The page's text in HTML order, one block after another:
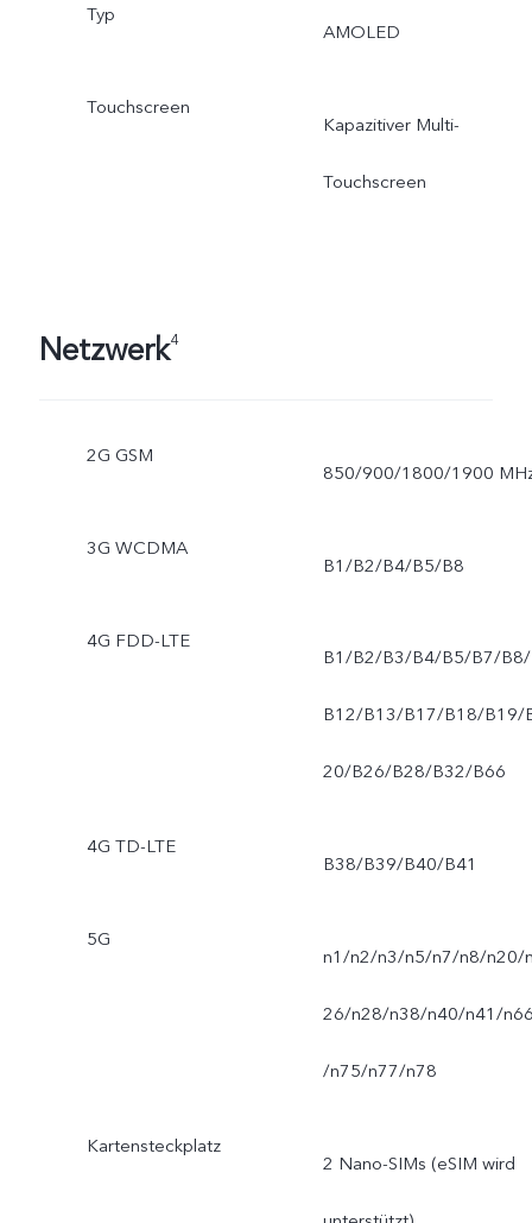
Typ
AMOLED
Touchscreen
Kapazitiver Multi-
Touchscreen
Netzwerk4
2G GSM
850/900/1800/1900
3G WCDMA
B1/B2/B4/B5/B8
4G FDD-LTE
B1/B2/B3/B4/B5/B7/B8/
B12/B13/B17/B18/B19/
20/B26/B28/B32/B66
4G TD-LTE
B38/B39/B40/B41
5G
n1/n2/n3/n5/n7/n8/n20/
26/n28/n38/n40/n41/
/n75/n77/n78
Kartensteckplatz
2 Nano-SIMs (eSIM wird